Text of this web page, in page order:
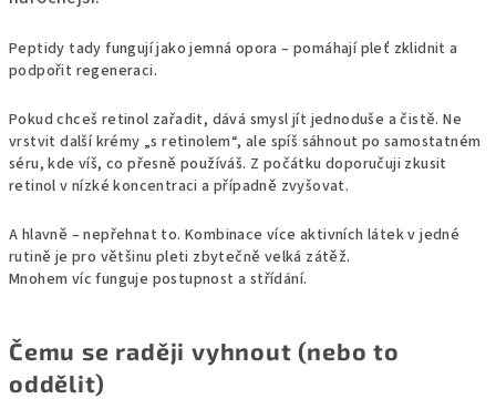
Peptidy tady fungují jako jemná opora – pomáhají pleť zklidnit a
podpořit regeneraci.
Pokud chceš retinol zařadit, dává smysl jít jednoduše a čistě. Ne
vrstvit další krémy „s retinolem“, ale spíš sáhnout po samostatném
séru, kde víš, co přesně používáš. Z počátku doporučuji zkusit
retinol v nízké koncentraci a případně zvyšovat.
A hlavně – nepřehnat to. Kombinace více aktivních látek v jedné
rutině je pro většinu pleti zbytečně velká zátěž.
Mnohem víc funguje postupnost a střídání.
Čemu se raději vyhnout (nebo to
oddělit)